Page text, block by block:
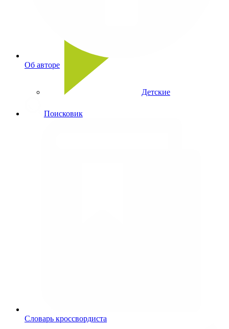
Об авторе
Детские
Поисковик
Словарь кроссвордиста